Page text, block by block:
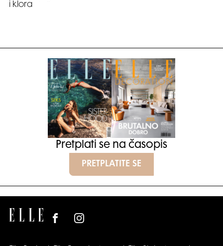
i klora
Pretplati se na časopis
PRETPLATITE SE